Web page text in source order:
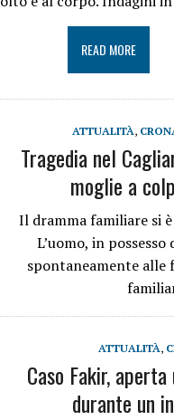
READ MORE
ATTUALITÀ,
Tragedia nel
moglie a
Il dramma familiare si
L’uomo, in
spontaneamente alle
ATTUALITÀ,
Caso Fakir,
durante un